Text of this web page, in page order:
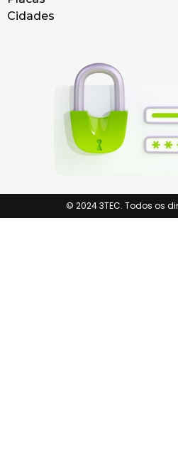
Cidades
© 2024 3TEC. Todos os